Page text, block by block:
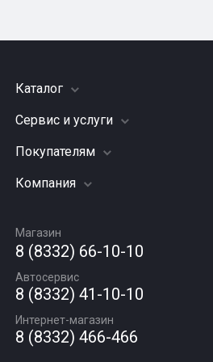
Каталог
Шины
Грузовые шины
Диски
Автомасла
Сервис и услуги
Заправка кондиционера
Подвеска (ходовая часть)
Шиномонтаж
Покупателям
Акции
Гарантии и возврат
Компания
Вакансии
Новости
Статьи
Контакты
Магазин
8 (8332) 66-10-10
Автосервис
8 (8332) 41-10-10
Интернет-магазин
8 (8332) 466-466